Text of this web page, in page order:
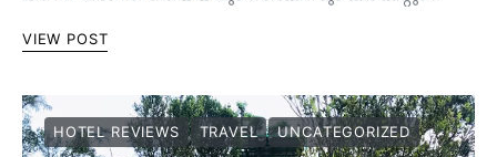
VIEW POST
HOTEL REVIEWS TRAVEL UNCATEGORIZED